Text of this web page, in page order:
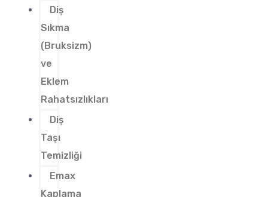
Diş
Sıkma
(Bruksizm)
ve
Eklem
Rahatsızlıkları
Diş
Taşı
Temizliği
Emax
Kaplama